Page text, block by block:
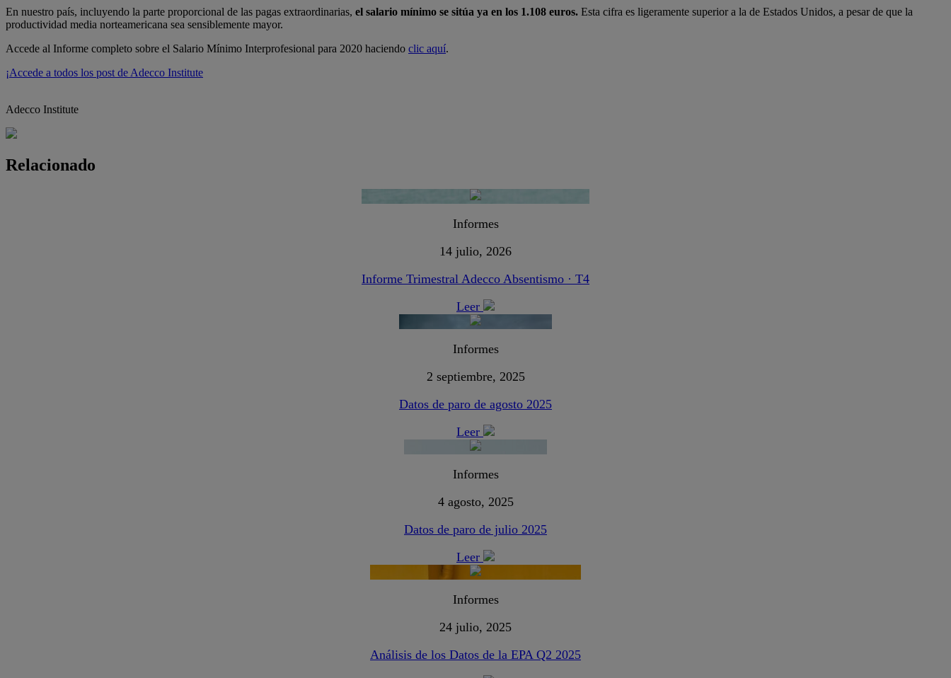
En nuestro país, incluyendo la parte proporcional de las pagas extraordinarias, el salario mínimo se sitúa ya en los 1.108 euros. Esta cifra es ligeramente superior a la de Estados Unidos, a pesar de que la
productividad media norteamericana sea sensiblemente mayor.
Accede al Informe completo sobre el Salario Mínimo Interprofesional para 2020 haciendo clic aquí.
¡Accede a todos los post de Adecco Institute
Adecco Institute
Relacionado
Informes
14 julio, 2026
Informe Trimestral Adecco Absentismo · T4
Leer
Informes
2 septiembre, 2025
Datos de paro de agosto 2025
Leer
Informes
4 agosto, 2025
Datos de paro de julio 2025
Leer
Informes
24 julio, 2025
Análisis de los Datos de la EPA Q2 2025